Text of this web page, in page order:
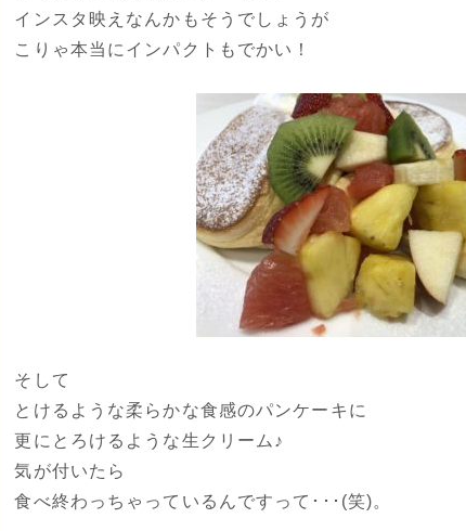
インスタ映えなんかもそうでしょうが
こりゃ本当にインパクトもでかい！
そして
とけるような柔らかな食感のパンケーキに
更にとろけるような生クリーム♪
気が付いたら
食べ終わっちゃっているんですって･･･(笑)。